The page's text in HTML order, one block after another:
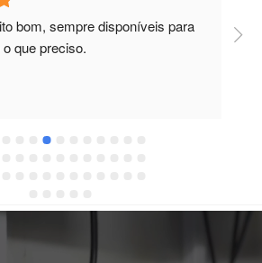
bom, sempre disponíveis para
que preciso.